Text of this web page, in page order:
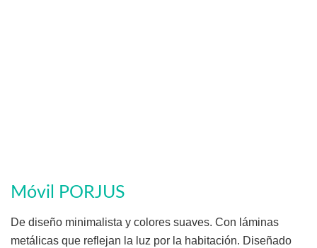
Móvil PORJUS
De diseño minimalista y colores suaves. Con láminas
metálicas que reflejan la luz por la habitación. Diseñado